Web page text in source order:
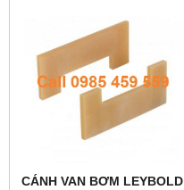
CÁNH VAN BƠM LEYBOLD